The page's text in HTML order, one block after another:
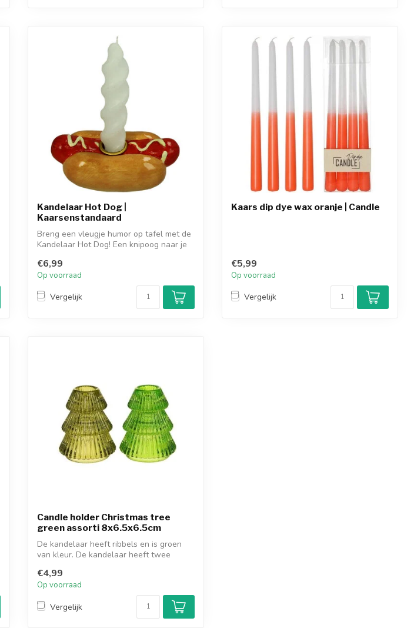
Kandelaar Hot Dog |
Kaarsenstandaard
Breng een vleugje humor op tafel met de
Kandelaar Hot Dog! Een knipoog naar je
€6,99
Op voorraad
Vergelijk
Kaars dip dye wax oranje | Candle
€5,99
Op voorraad
Vergelijk
Candle holder Christmas tree
green assorti 8x6.5x6.5cm
De kandelaar heeft ribbels en is groen
van kleur. De kandelaar heeft twee
€4,99
Op voorraad
Vergelijk